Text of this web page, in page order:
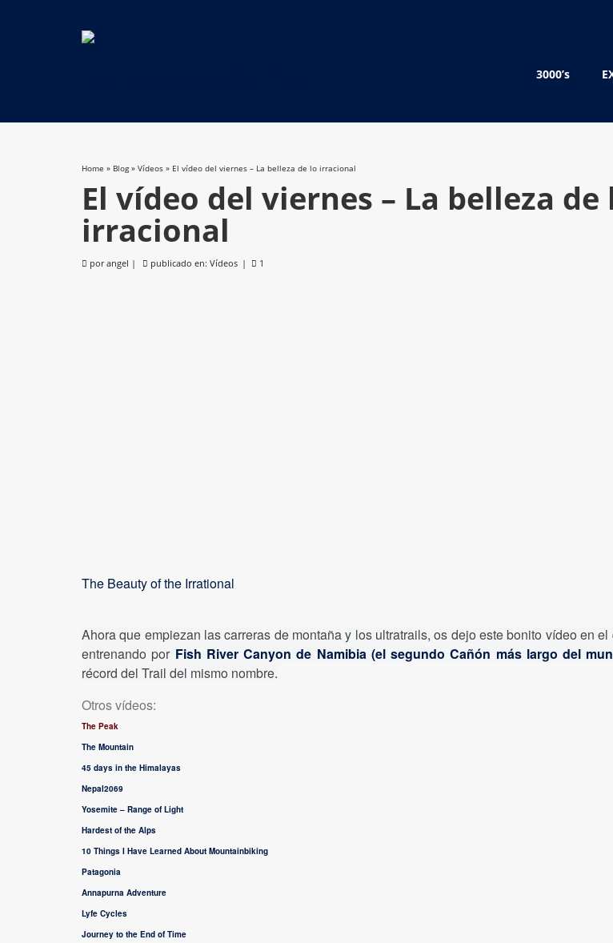
3000’s
Home » Blog » Vídeos » El vídeo del viernes – La belleza de lo irracional
El vídeo del viernes – La belleza de
irracional
porangel | publicado en: Vídeos | 1
The Beauty of the Irrational
Ahora que empiezan las carreras de montaña y los ultratrails, os dejo este bonito vídeo en
entrenando por Fish River Canyon de Namibia (el segundo Cañón más largo del
récord del Trail del mismo nombre.
Otros vídeos:
The Peak
The Mountain
45 days in the Himalayas
Nepal2069
Yosemite – Range of Light
Hardest of the Alps
10 Things I Have Learned About Mountainbiking
Patagonia
Annapurna Adventure
Lyfe Cycles
Journey to the End of Time